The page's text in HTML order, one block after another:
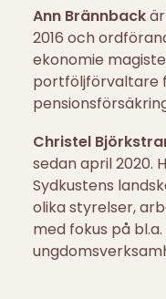
Ann Brännback
2016 och
ekonomie
portföljförvaltare
Christel
sedan april 2020.
Sydkustens
olika styrelser,
med fokus på